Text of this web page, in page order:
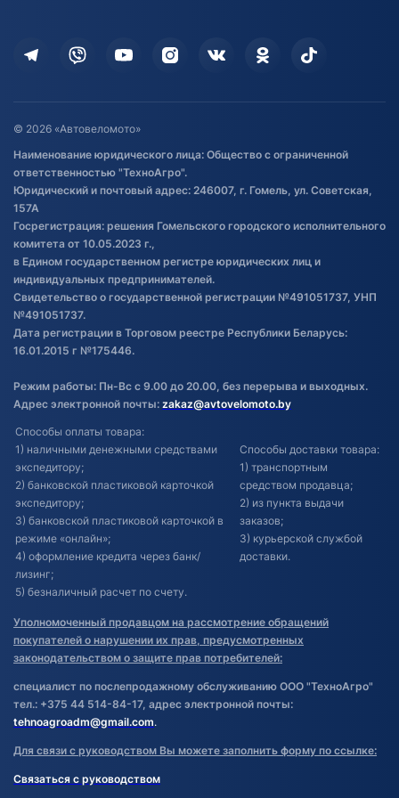
Дополнительные услуги
Оставить отзыв
Договор публичной оферты
Обработка файлов cookie
Постановка транспорта на учет
Обновления в ЭПТС 2024
© 2026 «Автовеломото»
Наименование юридического лица: Общество с ограниченной
ответственностью "ТехноАгро".
Юридический и почтовый адрес: 246007, г. Гомель, ул. Советская,
157А
Госрегистрация: решения Гомельского городского исполнительного
комитета от 10.05.2023 г.,
в Едином государственном регистре юридических лиц и
индивидуальных предпринимателей.
Свидетельство о государственной регистрации №491051737, УНП
№491051737.
Дата регистрации в Торговом реестре Республики Беларусь:
16.01.2015 г №175446.
Режим работы: Пн-Вс с 9.00 до 20.00, без перерыва и выходных.
Адрес электронной почты: zakaz@avtovelomoto.by
Способы оплаты товара:
1) наличными денежными средствами
экспедитору;
2) банковской пластиковой карточкой
экспедитору;
3) банковской пластиковой карточкой в
режиме «онлайн»;
4) оформление кредита через банк/
лизинг;
5) безналичный расчет по счету.
Способы доставки товара:
1) транспортным
средством продавца;
2) из пункта выдачи
заказов;
3) курьерской службой
доставки.
Уполномоченный продавцом на рассмотрение обращений
покупателей о нарушении их прав, предусмотренных
законодательством о защите прав потребителей:
специалист по послепродажному обслуживанию ООО "ТехноАгро"
тел.: +375 44 514-84-17, адрес электронной почты:
tehnoagroadm@gmail.com.
Для связи с руководством Вы можете заполнить форму по ссылке:
Связаться с руководством